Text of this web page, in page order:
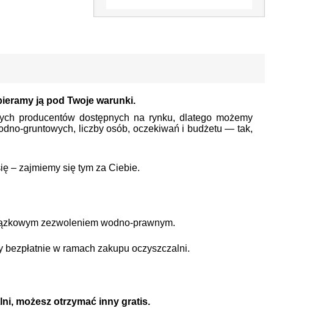
ją pod Twoje warunki.
producentów dostępnych na rynku, dlatego możemy
gruntowych, liczby osób, oczekiwań i budżetu — tak,
– zajmiemy się tym za Ciebie.
zezwoleniem wodno-prawnym.
bezpłatnie w ramach zakupu oczyszczalni.
możesz otrzymać inny gratis.